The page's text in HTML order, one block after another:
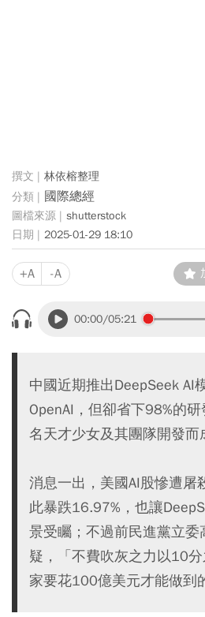
林依榕整理
國際總經
shutterstock
2025-01-29 18:10
+A -A
00:00/05:21
中國近期推出DeepSeek AI
OpenAI，但卻省下98%的
名天才少女及其團隊開發而
消息一出，美國AI股慘遭
此暴跌16.97%，也讓
景受矚；不過前民進黨立
疑，「不費吹灰之力以10
家要花100億美元才能做到